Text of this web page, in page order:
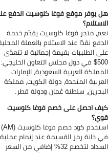
يوفر موقع فوغا كلوسيت الدفع عند
متجر فوغا كلوسيت يقدّم خدمة
نقدًا عند الاستلام بالعملة المحلية
الطلبيات بقيمة إجمالية لا تتعدّى
500$ في دول مجلس التعاون الخليجي:
العربية السعودية، الإمارات
المتحدة، دولة الكويت، مملكة
سلطنة عُمان ودولة قطر.
احصل على خصم فوغا كلوسيت
استخدم كود خصم فوغا كلوسيت (AM)
خانة رمز القسيمة عند إتمام عملية
السداد لتخصم 32% إضافي من السعر